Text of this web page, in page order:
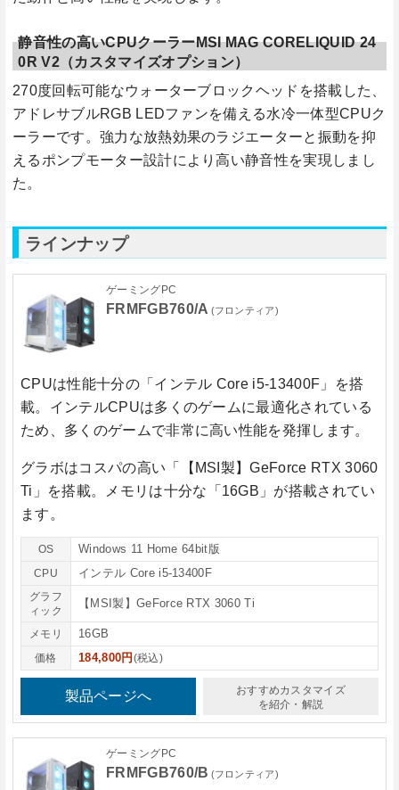
静音性の高いCPUクーラーMSI MAG CORELIQUID 24
0R V2（カスタマイズオプション）
270度回転可能なウォーターブロックヘッドを搭載した、
アドレサブルRGB LEDファンを備える水冷一体型CPUク
ーラーです。強力な放熱効果のラジエーターと振動を抑
えるポンプモーター設計により高い静音性を実現しまし
た。
ラインナップ
ゲーミングPC
FRMFGB760/A (フロンティア)
CPUは性能十分の「インテル Core i5-13400F」
を搭
載。インテルCPUは多くのゲームに最適化されている
ため、多くのゲームで非常に高い性能を発揮します。
グラボはコスパの高い 「【MSI製】GeForce RTX 3060
Ti」
を搭載。メモリは十分な 「16GB」 が搭載されてい
ます。
OS Windows 11 Home 64bit版
CPU インテル Core i5-13400F
グラフ
ィック
【MSI製】GeForce RTX 3060 Ti
メモリ 16GB
価格 184,800円(税込)
製品ページへ
おすすめカスタマイズ
を紹介・解説
ゲーミングPC
FRMFGB760/B (フロンティア)